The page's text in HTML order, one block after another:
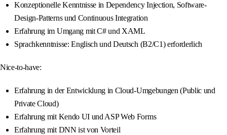
Konzeptionelle Kenntnisse in Dependency Injection, Software-
Design-Patterns und Continuous Integration
Erfahrung im Umgang mit C# und XAML
Sprachkenntnisse: Englisch und Deutsch (B2/C1) erforderlich
Nice-to-have:
Erfahrung in der Entwicklung in Cloud-Umgebungen (Public und
Private Cloud)
Erfahrung mit Kendo UI und ASP Web Forms
Erfahrung mit DNN ist von Vorteil